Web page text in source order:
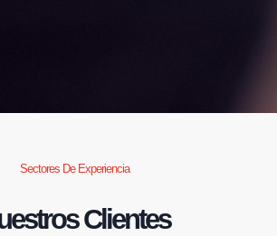
Sectores De Experiencia
Clientes